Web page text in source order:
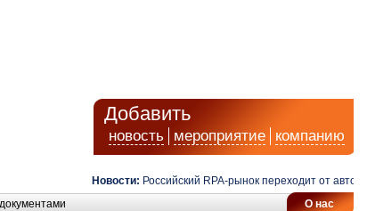
Добавить
новость мероприятие компанию
Новости: Российский RPA-рынок переходит от
О нас